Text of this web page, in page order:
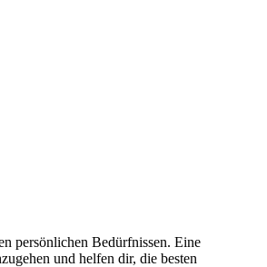
persönlichen Bedürfnissen. Eine
und helfen dir, die besten